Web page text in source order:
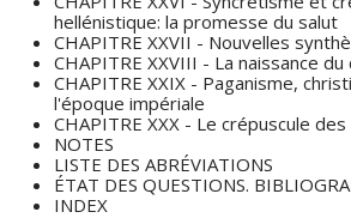
hellénistique: la promesse du salut
CHAPITRE XXVII - Nouvelles
CHAPITRE XXVIII - La naissance
CHAPITRE XXIX - Paganisme,
l'époque impériale
CHAPITRE XXX - Le crépuscule
NOTES
LISTE DES ABRÉVIATIONS
ÉTAT DES QUESTIONS.
INDEX